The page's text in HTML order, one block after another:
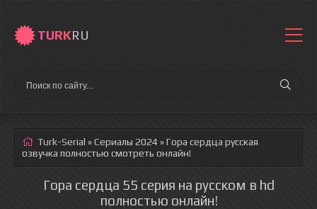
TURKRU
Turk-Serial »Сериалы 2024 » Гора сердца русская
озвучка полностью смотреть онлайн!
Гора сердца 55 серия на русском в hd
полностью онлайн!